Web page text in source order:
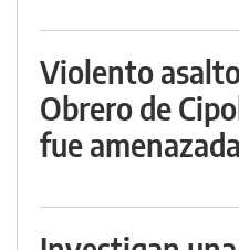
Violento
Obrero de
fue